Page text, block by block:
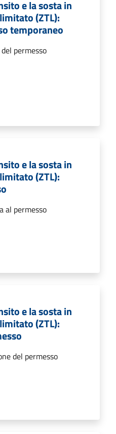
e la sosta in
(ZTL):
temporaneo
permesso
e la sosta in
(ZTL):
al permesso
e la sosta in
(ZTL):
del permesso